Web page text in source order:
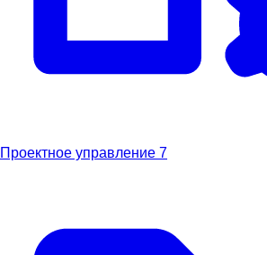
Проектное управление 7